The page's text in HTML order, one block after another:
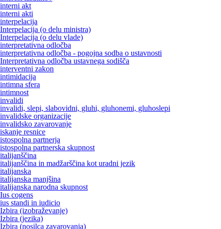
interni akt
interni akti
interpelacija
Interpelacija (o delu ministra)
Interpelacija (o delu vlade)
interpretativna odločba
interpretativna odločba - pogojna sodba o ustavnosti
Interpretativna odločba ustavnega sodišča
interventni zakon
intimidacija
intimna sfera
intimnost
invalidi
invalidi, slepi, slabovidni, gluhi, gluhonemi, gluhoslepi
invalidske organizacije
invalidsko zavarovanje
iskanje resnice
istospolna partnerja
istospolna partnerska skupnost
italijanščina
italijanščina in madžarščina kot uradni jezik
italijanska
italijanska manjšina
italijanska narodna skupnost
Ius cogens
ius standi in iudicio
Izbira (izobraževanje)
Izbira (jezika)
Izbira (nosilca zavarovanja)